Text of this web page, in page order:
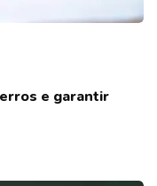
erros e garantir